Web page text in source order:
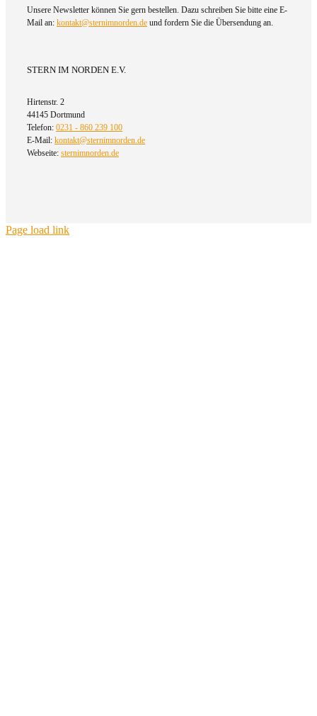
Unsere Newsletter können Sie gern bestellen. Dazu schreiben Sie bitte eine E-
Mail an: kontakt@sternimnorden.de und fordern Sie die Übersendung an.
STERN IM NORDEN E.V.
Hirtenstr. 2
44145 Dortmund
Telefon: 0231 - 860 239 100
E-Mail: kontakt@sternimnorden.de
Webseite: sternimnorden.de
Page load link